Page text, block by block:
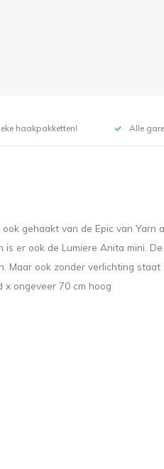
haakpakketten! Alle
gehaakt van de Epic van
er ook de Lumiere Anita mini.
Maar ook zonder verlichting
x ongeveer 70 cm hoog